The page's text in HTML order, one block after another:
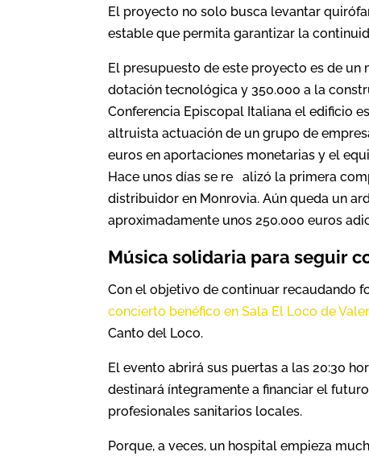
El proyecto no solo busca levantar
estable que permita garantizar la
El presupuesto de este proyecto es de un
dotación tecnológica y 350.000 a la
Conferencia Episcopal Italiana el edificio
altruista actuación de un grupo de
euros en aportaciones monetarias y el
Hace unos días se re alizó la primera
distribuidor en Monrovia. Aún queda un
aproximadamente unos 250.000 euros
Música solidaria para seguir
Con el objetivo de continuar recaudando
concierto benéfico en Sala El Loco de
Canto del Loco.
El evento abrirá sus puertas a las 20:30
destinará íntegramente a financiar el
profesionales sanitarios locales.
Porque, a veces, un hospital empieza